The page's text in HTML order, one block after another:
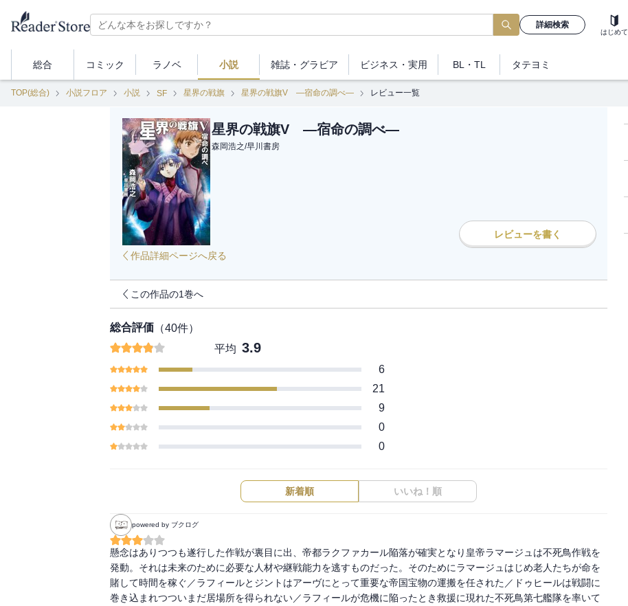
詳細検索
はじめて
総合 コミック ラノベ 小説 雑誌・ グラビア ビジネス ・実用 BL・TL タテヨミ
TOP(総合) 小説フロア 小説 SF 星界の戦旗 星界の戦旗V ―宿命の調べ― レビュー一覧
星界の戦旗V ―宿命の調べ―
森岡浩之/早川書房
レビューを書く
作品詳細ページへ戻る
この作品の1巻へ
総合評価 （40件）
平均 3.9
6
21
9
0
0
新着順 いいね！順
powered by ブクログ
懸念はありつつも遂行した作戦が裏目に出、帝都ラクファカール陥落が確実となり皇帝ラマージュは不死鳥作戦を
発動。それは未来のために必要な人材や継戦能力を逃すものだった。そのためにラマージュはじめ老人たちが命を
賭して時間を稼ぐ／ラフィールとジントはアーヴにとって重要な帝国宝物の運搬を任された／ドゥヒールは戦闘に
巻き込まれつついまだ居場所を得られない／ラフィールが危機に陥ったとき救援に現れた不死鳥第七艦隊を率いて